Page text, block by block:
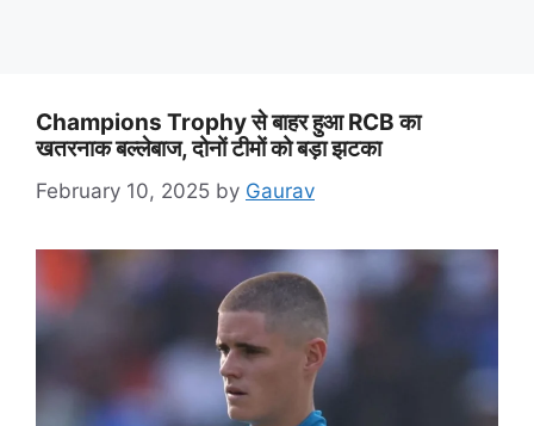
Champions Trophy से बाहर हुआ RCB का
खतरनाक बल्लेबाज, दोनों टीमों को बड़ा झटका
February 10, 2025 by Gaurav